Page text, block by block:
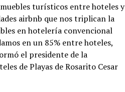
turísticos entre hoteles y
airbnb que nos triplican la
en hotelería convencional
en un 85% entre hoteles,
el presidente de la
de Playas de Rosarito Cesar